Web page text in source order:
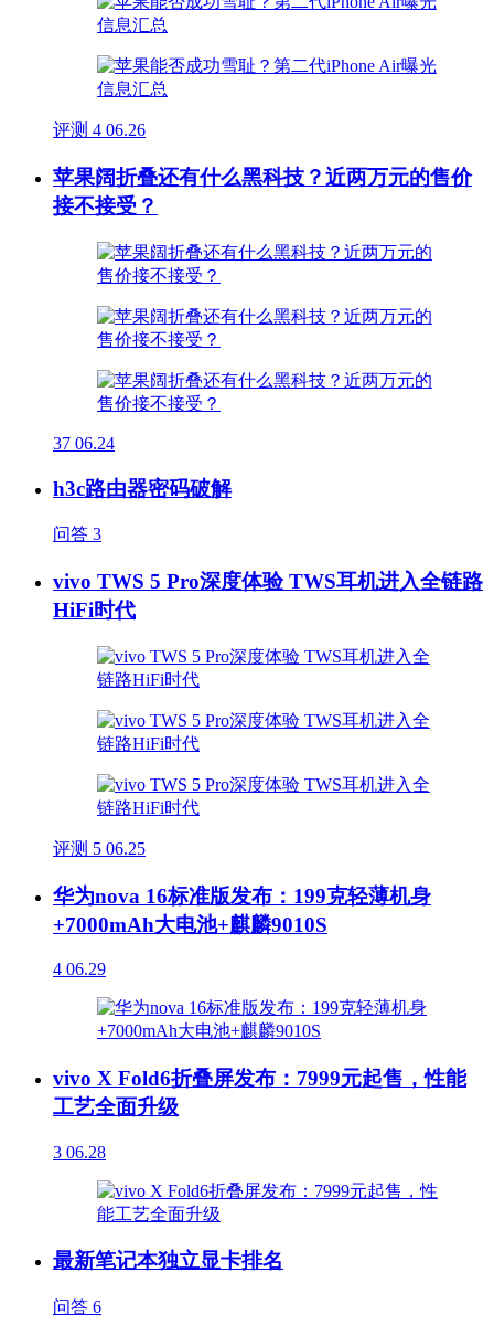
评测 4 06.26
苹果阔折叠还有什么黑科技？近两万元的售价
接不接受？
37 06.24
h3c路由器密码破解
问答 3
vivo TWS 5 Pro深度体验 TWS耳机进入全链路
HiFi时代
评测 5 06.25
华为nova 16标准版发布：199克轻薄机身
+7000mAh大电池+麒麟9010S
4 06.29
vivo X Fold6折叠屏发布：7999元起售，性能
工艺全面升级
3 06.28
最新笔记本独立显卡排名
问答 6